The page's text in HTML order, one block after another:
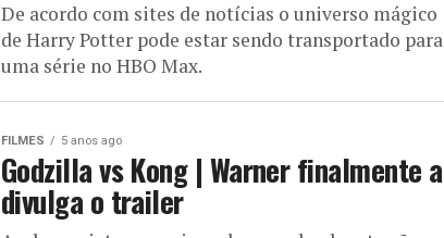
De acordo com sites de notícias o universo mágico
de Harry Potter pode estar sendo transportado para
uma série no HBO Max.
FILMES 5 anos ago
Godzilla vs Kong | Warner finalmente a
divulga o trailer